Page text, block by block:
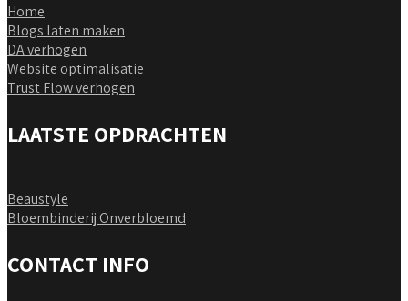
Home
Blogs laten maken
DA verhogen
Website optimalisatie
Trust Flow verhogen
LAATSTE OPDRACHTEN
Beaustyle
Bloembinderij Onverbloemd
CONTACT INFO